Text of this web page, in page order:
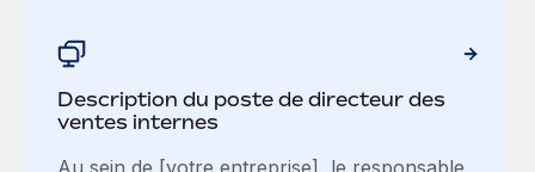
Description du poste de directeur des
ventes internes
Au sein de [votre entreprise], le responsable